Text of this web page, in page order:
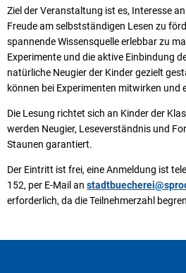
Ziel der Veranstaltung ist es, Interesse
Freude am selbstständigen Lesen zu
spannende Wissensquelle erlebbar zu
Experimente und die aktive Einbindung
natürliche Neugier der Kinder gezielt
können bei Experimenten mitwirken und
Die Lesung richtet sich an Kinder der
werden Neugier, Leseverständnis und
Staunen garantiert.
Der Eintritt ist frei, eine Anmeldung ist
152, per E-Mail an
erforderlich, da die Teilnehmerzahl